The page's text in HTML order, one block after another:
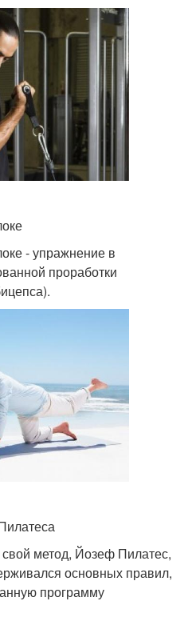
- упражнение в
проработки
метод, Йозеф Пилатес,
основных правил,
программу